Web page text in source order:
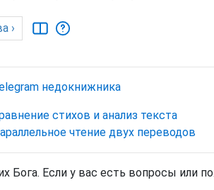
›
недокнижника
стихов и анализ текста
чтение двух переводов
Если у вас есть вопросы или